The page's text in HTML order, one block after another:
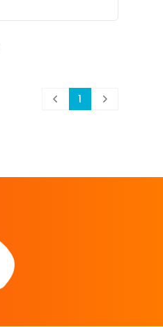
Prev 1 Next